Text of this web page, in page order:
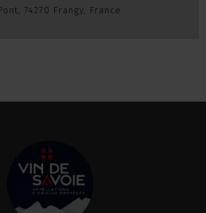
74270 Frangy, France